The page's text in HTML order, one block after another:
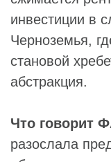
инвестиции в
Черноземья,
становой
абстракция.
Что говорит
разослала